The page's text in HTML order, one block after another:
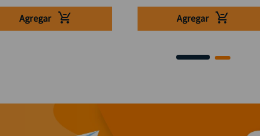
Agregar Agregar